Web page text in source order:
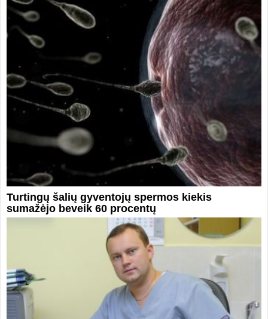
Turtingų šalių gyventojų spermos kiekis
sumažėjo beveik 60 procentų